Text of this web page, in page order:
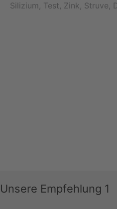
Silizium, Test, Zink, Struve,
Unsere Empfehlung 1